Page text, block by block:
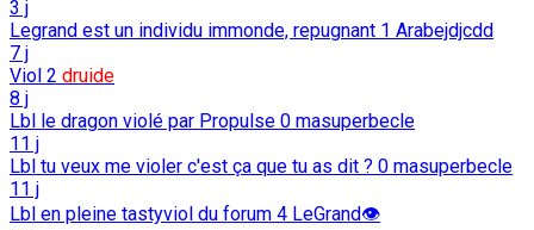
3 j
Legrand est un individu immonde, repugnant 1 Arabejdjcdd
7 j
Viol 2 druide
8 j
Lbl le dragon violé par Propulse 0 masuperbecle
11 j
Lbl tu veux me violer c'est ça que tu as dit ? 0 masuperbecle
11 j
Lbl en pleine tastyviol du forum 4 LeGrand👁️